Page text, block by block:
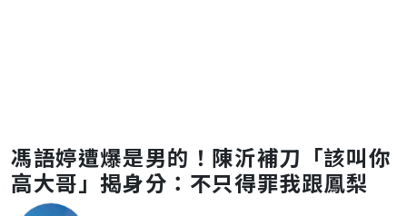
馮語婷遭爆是男的！陳沂補刀「該叫你
高大哥」揭身分：不只得罪我跟鳳梨